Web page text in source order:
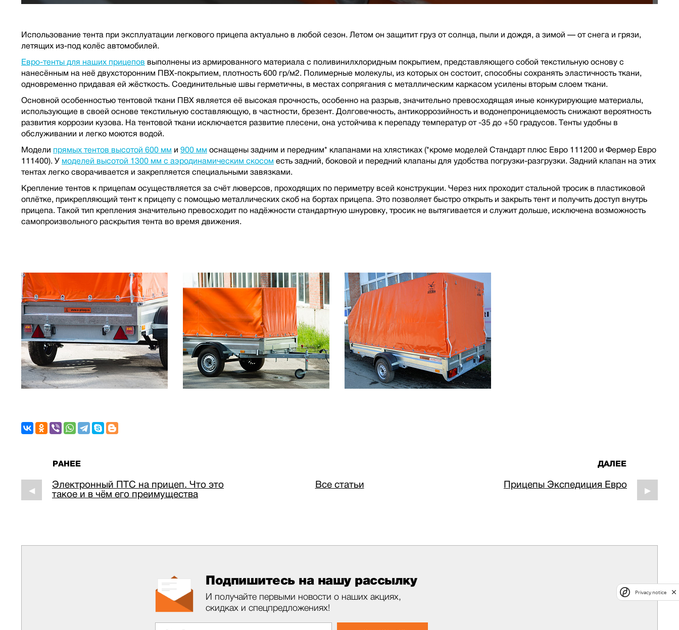
Использование тента при эксплуатации легкового прицепа актуально в любой сезон. Летом он защитит груз от солнца, пыли и дождя, а зимой — от снега и грязи,
летящих из-под колёс автомобилей.
Евро-тенты для наших прицепов выполнены из армированного материала с поливинилхлоридным покрытием, представляющего собой текстильную основу с
нанесённым на неё двухсторонним ПВХ-покрытием, плотность 600 гр/м2. Полимерные молекулы, из которых он состоит, способны сохранять эластичность ткани,
одновременно придавая ей жёсткость. Соединительные швы герметичны, в местах сопрягания с металлическим каркасом усилены вторым слоем ткани.
Основной особенностью тентовой ткани ПВХ является её высокая прочность, особенно на разрыв, значительно превосходящая иные конкурирующие материалы,
использующие в своей основе текстильную составляющую, в частности, брезент. Долговечность, антикоррозийность и водонепроницаемость снижают вероятность
развития коррозии кузова. На тентовой ткани исключается развитие плесени, она устойчива к перепаду температур от -35 до +50 градусов. Тенты удобны в
обслуживании и легко моются водой.
Модели прямых тентов высотой 600 мм и 900 мм оснащены задним и передним* клапанами на хлястиках (*кроме моделей Стандарт плюс Евро 111200 и Фермер Евро
111400). У моделей высотой 1300 мм с аэродинамическим скосом есть задний, боковой и передний клапаны для удобства погрузки-разгрузки. Задний клапан на этих
тентах легко сворачивается и закрепляется специальными завязками.
Крепление тентов к прицепам осуществляется за счёт люверсов, проходящих по периметру всей конструкции. Через них проходит стальной тросик в пластиковой
оплётке, прикрепляющий тент к прицепу с помощью металлических скоб на бортах прицепа. Это позволяет быстро открыть и закрыть тент и получить доступ внутрь
прицепа. Такой тип крепления значительно превосходит по надёжности стандартную шнуровку, тросик не вытягивается и служит дольше, исключена возможность
самопроизвольного раскрытия тента во время движения.
РАНЕЕ
◀
Электронный ПТС на прицеп. Что это
такое и в чём его преимущества
Все статьи
ДАЛЕЕ
Прицепы Экспедиция Евро
▶
Подпишитесь на нашу рассылку
И получайте первыми новости о наших акциях,
скидках и спецпредложениях!
Privacy notice